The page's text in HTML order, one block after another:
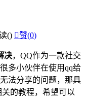
() 赞(0)
决， QQ作为一款社交
多小伙伴在使用qq给
法分享的问题，那具
的教程，希望可以